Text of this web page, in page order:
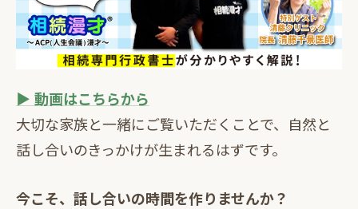
▶️ 動画はこちらから
大切な家族と一緒にご覧いただくことで、自然と
話し合いのきっかけが生まれるはずです。
今こそ、話し合いの時間を作りませんか？